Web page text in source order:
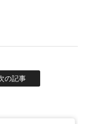
の記事